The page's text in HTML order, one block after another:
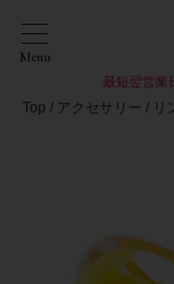
Menu
最短翌営業
Top アクセサリー リ